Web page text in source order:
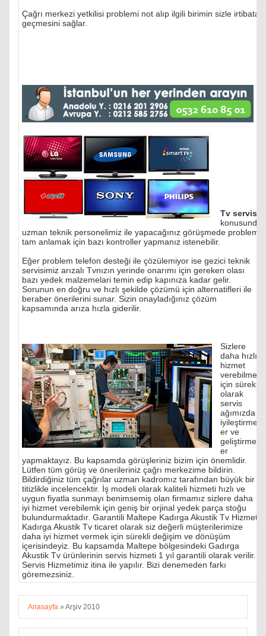
Çağrı merkezi yetkilisi problemi not alıp ilgili birimin sizle irtibata
geçmesini sağlar.
Tv servisi
konusunda
uzman teknik personelimiz ile yapacağınız görüşmede problemi
tam anlamak için bazı kontroller yapmanız istenebilir.
Eğer problem telefon desteği ile çözülemiyor ise gezici teknik
servisimiz arızalı Tvnızın yerinde onarımı için gereken olası
bazı yedek malzemelari temin edip kapınıza kadar gelir.
Sorunun en doğru ve hızlı şekilde çözümü için alternatifleri ile
beraber önerilerini sunar. Sizin onayladığınız çözüm
kapsamında arıza hızla giderilir.
Sizlere
daha hızlı
hizmet
verebilmek
için sürekli
olarak
servis
ağımızda
iyileştirmel
er ve
geliştirmel
er
yapmaktayız. Bu kapsamda görüşleriniz bizim için önemlidir.
Lütfen tüm görüş ve önerileriniz çağrı merkezime bildirin.
Bildirdiğiniz tüm çağrılar uzman kadromız tarafından büyük bir
titizlikle incelencektir. İş modeli olarak kaliteli hizmeti hızlı ve
uygun fiyatla sunmayı benimsemiş olan firmamız sizlere daha
iyi hizmet verebilemk için geniş bir orjinal yedek parça stoğu
bulundurmaktadır. Garantili Maltepe Kadırga Akustik Tv Hizmeti
Kadırga Akustik Tv ticaret olarak siz değerli müşterilerimize
daha iyi hizmet vermek için sürekli değişim ve dönüşüm
içerisindeyiz. Bu kapsamda Maltepe bölgesindeki Gadırga
Akustik Tv ürünlerinin servis hizmeti 1 yıl garantili olarak verilir.
Servis Hizmetimiz itina ile yapılır. Bizi denemeden farkı
göremezsiniz.
Anasayfa » Arşiv 2010